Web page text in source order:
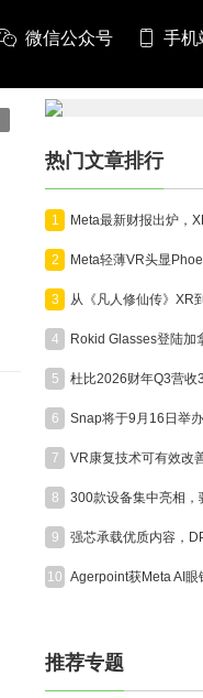
微信公众号 手机
热门文章排行
1
2
3
4
5
6
7
8
9
10
推荐专题